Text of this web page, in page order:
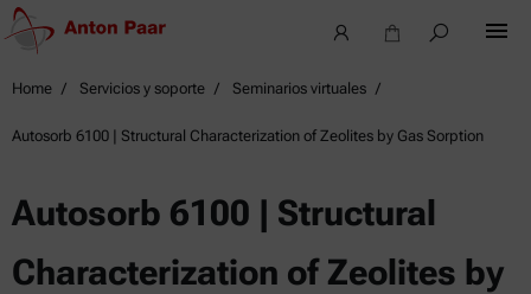
Home Servicios y soporte Seminarios virtuales
Autosorb 6100 | Structural Characterization of Zeolites by Gas Sorption
Autosorb 6100 | Structural
Characterization of Zeolites by